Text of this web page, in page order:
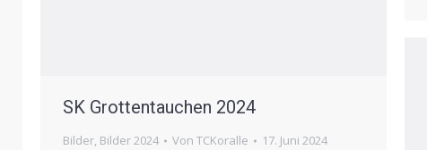
SK Grottentauchen 2024
Bilder, Bilder 2024 Von TCKoralle 17. Juni 2024